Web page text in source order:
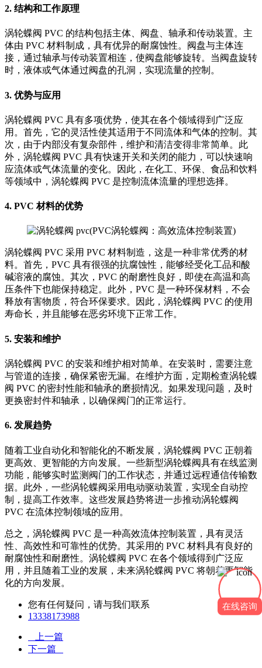
2. 结构和工作原理
涡轮蝶阀 PVC 的结构包括主体、阀盘、轴承和传动装置。主
体由 PVC 材料制成，具有优异的耐腐蚀性。阀盘与主体连
接，通过轴承与传动装置相连，使阀盘能够旋转。当阀盘旋转
时，液体或气体通过阀盘的孔洞，实现流量的控制。
3. 优势与应用
涡轮蝶阀 PVC 具有多项优势，使其在各个领域得到广泛应
用。首先，它的灵活性使其适用于不同流体和气体的控制。其
次，由于内部没有复杂部件，维护和清洁变得非常简单。此
外，涡轮蝶阀 PVC 具有快速开关和关闭的能力，可以快速响
应流体或气体流量的变化。因此，在化工、环保、食品和饮料
等领域中，涡轮蝶阀 PVC 是控制流体流量的理想选择。
4. PVC 材料的优势
涡轮蝶阀 PVC 采用 PVC 材料制造，这是一种非常优秀的材
料。首先，PVC 具有很强的抗腐蚀性，能够经受化工品和酸
碱溶液的腐蚀。其次，PVC 的耐磨性良好，即使在高温和高
压条件下也能保持稳定。此外，PVC 是一种环保材料，不会
释放有害物质，符合环保要求。因此，涡轮蝶阀 PVC 的使用
寿命长，并且能够在恶劣环境下正常工作。
5. 安装和维护
涡轮蝶阀 PVC 的安装和维护相对简单。在安装时，需要注意
与管道的连接，确保紧密无漏。在维护方面，定期检查涡轮蝶
阀 PVC 的密封性能和轴承的磨损情况。如果发现问题，及时
更换密封件和轴承，以确保阀门的正常运行。
6. 发展趋势
随着工业自动化和智能化的不断发展，涡轮蝶阀 PVC 正朝着
更高效、更智能的方向发展。一些新型涡轮蝶阀具有在线监测
功能，能够实时监测阀门的工作状态，并通过远程通信传输数
据。此外，一些涡轮蝶阀采用电动驱动装置，实现全自动控
制，提高工作效率。这些发展趋势将进一步推动涡轮蝶阀
PVC 在流体控制领域的应用。
总之，涡轮蝶阀 PVC 是一种高效流体控制装置，具有灵活
性、高效性和可靠性的优势。其采用的 PVC 材料具有良好的
耐腐蚀性和耐磨性。涡轮蝶阀 PVC 在各个领域得到广泛应
用，并且随着工业的发展，未来涡轮蝶阀 PVC 将朝着更智能
化的方向发展。
您有任何疑问，请与我们联系
13338173988
上一篇
下一篇
在线咨询